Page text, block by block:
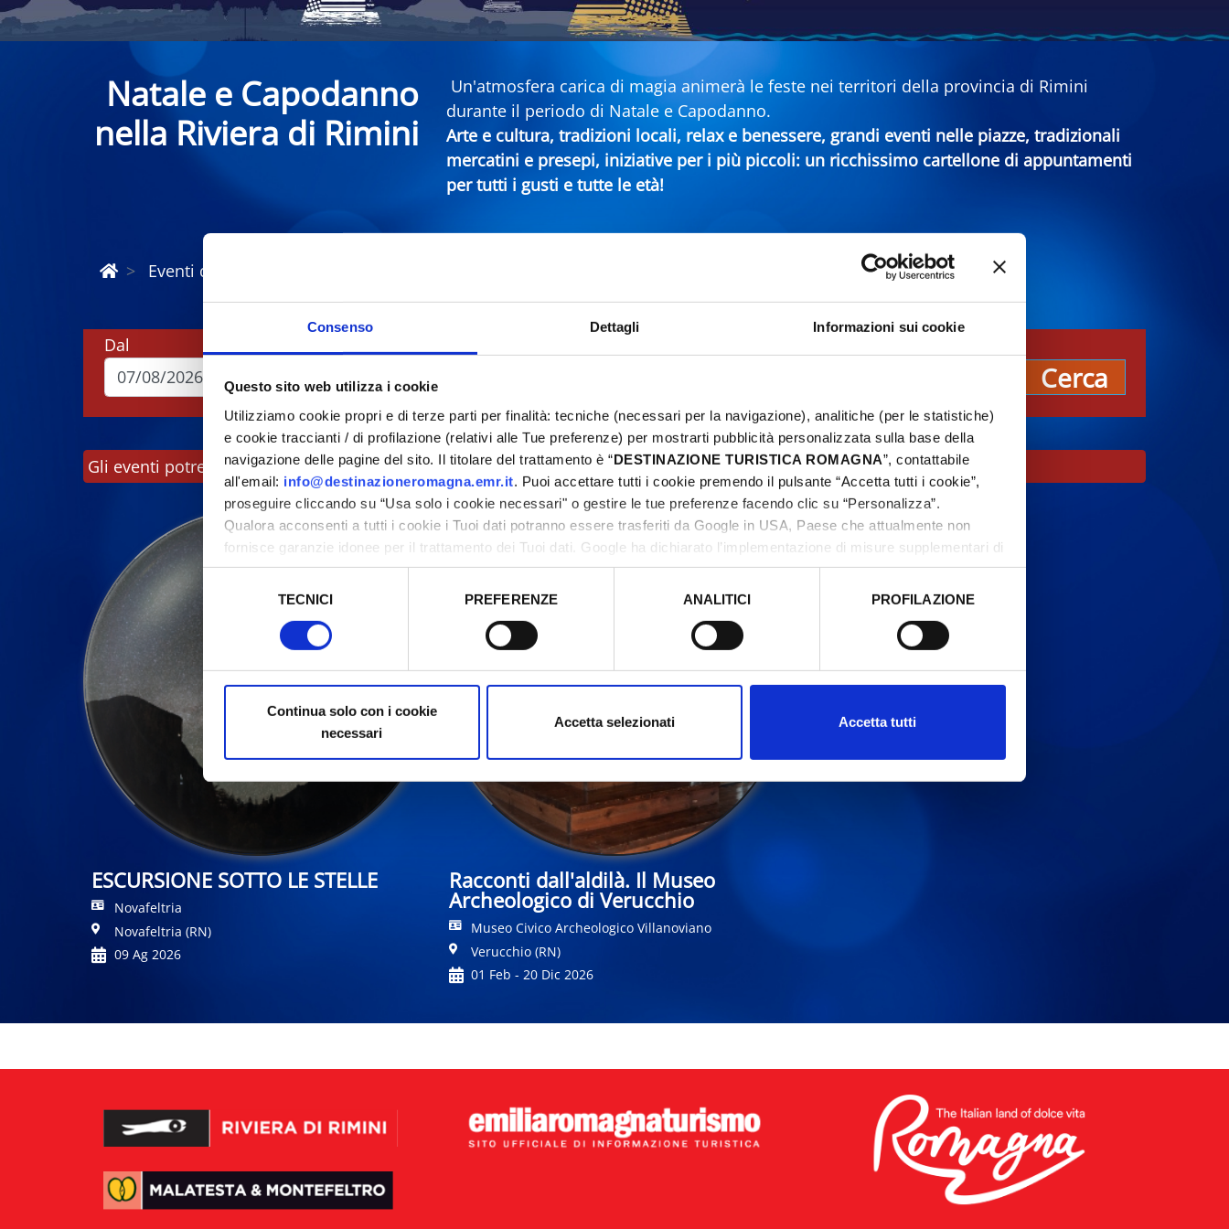
Consenso Dettagli Informazioni sui cookie
Questo sito web utilizza i cookie
Utilizziamo cookie propri e di terze parti per finalità: tecniche (necessari per la navigazione), analitiche (per le statistiche)
e cookie traccianti / di profilazione (relativi alle Tue preferenze) per mostrarti pubblicità personalizzata sulla base della
navigazione delle pagine del sito. Il titolare del trattamento è “DESTINAZIONE TURISTICA ROMAGNA”, contattabile
all'email: info@destinazioneromagna.emr.it. Puoi accettare tutti i cookie premendo il pulsante “Accetta tutti i cookie”,
proseguire cliccando su “Usa solo i cookie necessari" o gestire le tue preferenze facendo clic su “Personalizza”.
Qualora acconsenti a tutti i cookie i Tuoi dati potranno essere trasferiti da Google in USA, Paese che attualmente non
fornisce garanzie idonee per il trattamento dei Tuoi dati. Google ha dichiarato l’implementazione di misure supplementari di
sicurezza a Tutela dei navigatori, che abbiamo valutato essere sufficienti.
TECNICI PREFERENZE ANALITICI PROFILAZIONE
Continua solo con i cookie
necessari
Accetta selezionati Accetta tutti
Natale e Capodanno
nella Riviera di Rimini
Un'atmosfera carica di magia animerà le feste nei territori della provincia di Rimini
durante il periodo di Natale e Capodanno.
Arte e cultura, tradizioni locali, relax e benessere, grandi eventi nelle piazze, tradizionali
mercatini e presepi, iniziative per i più piccoli: un ricchissimo cartellone di appuntamenti
per tutti i gusti e tutte le età!
Eventi di Natale e Capodanno Riviera Rimini
Dal
Cerca
Gli eventi potrebbero subire variazioni, contattare sempre gli organizzatori prima di recarsi in loco.
ESCURSIONE SOTTO LE STELLE
Novafeltria
Novafeltria (RN)
09 Ag 2026
Racconti dall'aldilà. Il Museo
Archeologico di Verucchio
Museo Civico Archeologico Villanoviano
Verucchio (RN)
01 Feb - 20 Dic 2026